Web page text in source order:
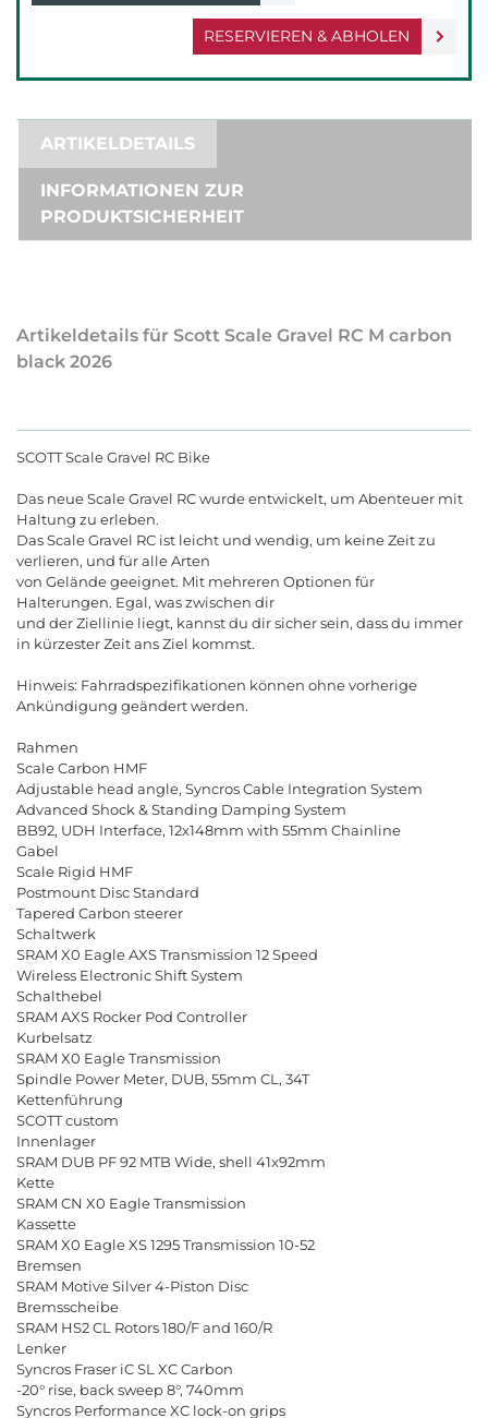
RESERVIEREN & ABHOLEN
ARTIKELDETAILS
INFORMATIONEN ZUR
PRODUKTSICHERHEIT
Artikeldetails für Scott Scale Gravel RC M carbon
black 2026
SCOTT Scale Gravel RC Bike
Das neue Scale Gravel RC wurde entwickelt, um Abenteuer mit
Haltung zu erleben.
Das Scale Gravel RC ist leicht und wendig, um keine Zeit zu
verlieren, und für alle Arten
von Gelände geeignet. Mit mehreren Optionen für
Halterungen. Egal, was zwischen dir
und der Ziellinie liegt, kannst du dir sicher sein, dass du immer
in kürzester Zeit ans Ziel kommst.
Hinweis: Fahrradspezifikationen können ohne vorherige
Ankündigung geändert werden.
Rahmen
Scale Carbon HMF
Adjustable head angle, Syncros Cable Integration System
Advanced Shock & Standing Damping System
BB92, UDH Interface, 12x148mm with 55mm Chainline
Gabel
Scale Rigid HMF
Postmount Disc Standard
Tapered Carbon steerer
Schaltwerk
SRAM X0 Eagle AXS Transmission 12 Speed
Wireless Electronic Shift System
Schalthebel
SRAM AXS Rocker Pod Controller
Kurbelsatz
SRAM X0 Eagle Transmission
Spindle Power Meter, DUB, 55mm CL, 34T
Kettenführung
SCOTT custom
Innenlager
SRAM DUB PF 92 MTB Wide, shell 41x92mm
Kette
SRAM CN X0 Eagle Transmission
Kassette
SRAM X0 Eagle XS 1295 Transmission 10-52
Bremsen
SRAM Motive Silver 4-Piston Disc
Bremsscheibe
SRAM HS2 CL Rotors 180/F and 160/R
Lenker
Syncros Fraser iC SL XC Carbon
-20° rise, back sweep 8°, 740mm
Syncros Performance XC lock-on grips